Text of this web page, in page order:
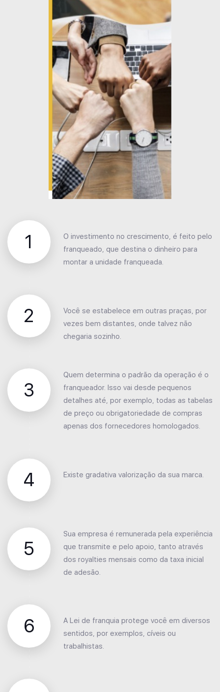
1
O investimento no crescimento, é feito pelo
franqueado, que destina o dinheiro para
montar a unidade franqueada.
2
Você se estabelece em outras praças, por
vezes bem distantes, onde talvez não
chegaria sozinho.
3
Quem determina o padrão da operação é o
franqueador. Isso vai desde pequenos
detalhes até, por exemplo, todas as tabelas
de preço ou obrigatoriedade de compras
apenas dos fornecedores homologados.
4 Existe gradativa valorização da sua marca.
5
Sua empresa é remunerada pela experiência
que transmite e pelo apoio, tanto através
dos royalties mensais como da taxa inicial
de adesão.
6
A Lei de franquia protege você em diversos
sentidos, por exemplos, cíveis ou
trabalhistas.